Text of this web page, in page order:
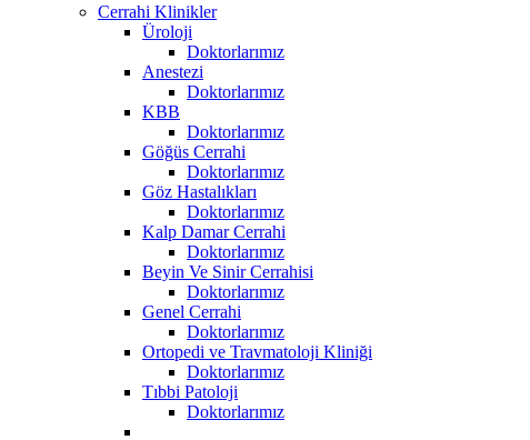
Cerrahi Klinikler
Üroloji
Doktorlarımız
Anestezi
Doktorlarımız
KBB
Doktorlarımız
Göğüs Cerrahi
Doktorlarımız
Göz Hastalıkları
Doktorlarımız
Kalp Damar Cerrahi
Doktorlarımız
Beyin Ve Sinir Cerrahisi
Doktorlarımız
Genel Cerrahi
Doktorlarımız
Ortopedi ve Travmatoloji Kliniği
Doktorlarımız
Tıbbi Patoloji
Doktorlarımız